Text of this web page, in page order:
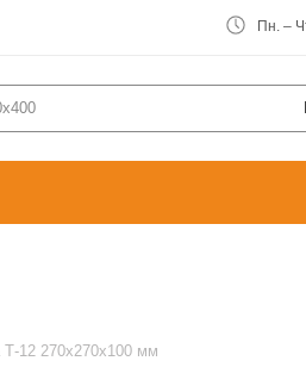
Пн. –
Т-12 270х270х100 мм